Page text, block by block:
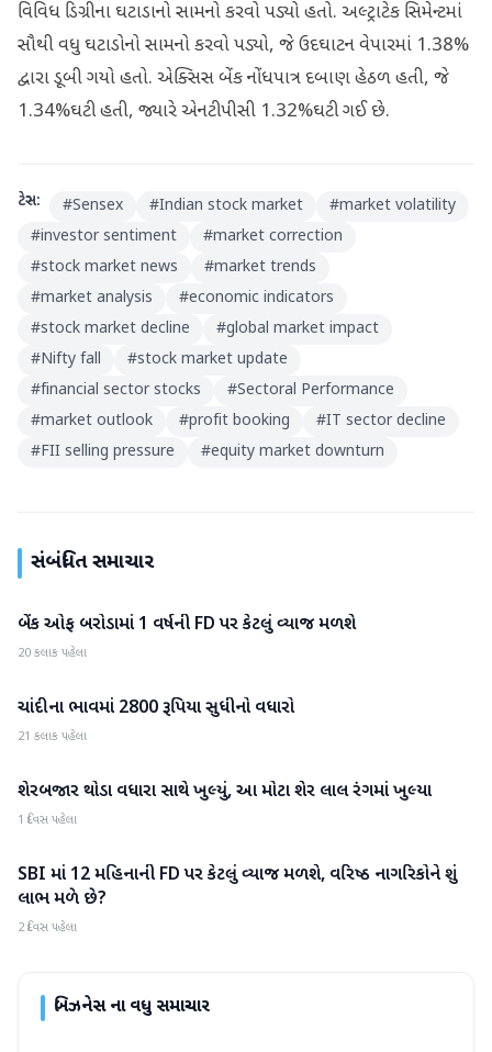
વિવિધ ડિગ્રીના ઘટાડાનો સામનો કરવો પડ્યો હતો. અલ્ટ્રાટેક સિમેન્ટમાં
સૌથી વધુ ઘટાડોનો સામનો કરવો પડ્યો, જે ઉદઘાટન વેપારમાં 1.38%
દ્વારા ડૂબી ગયો હતો. એક્સિસ બેંક નોંધપાત્ર દબાણ હેઠળ હતી, જે
1.34%ઘટી હતી, જ્યારે એનટીપીસી 1.32%ઘટી ગઈ છે.
ટેગ્સ: #Sensex #Indian stock market #market volatility
#investor sentiment #market correction
#stock market news #market trends
#market analysis #economic indicators
#stock market decline #global market impact
#Nifty fall #stock market update
#financial sector stocks #Sectoral Performance
#market outlook #profit booking #IT sector decline
#FII selling pressure #equity market downturn
સંબંધિત સમાચાર
બિઝનેસ
બેંક ઓફ બરોડામાં 1 વર્ષની FD પર કેટલું વ્યાજ મળશે
20 કલાક પહેલા
બિઝનેસ
ચાંદીના ભાવમાં 2800 રૂપિયા સુધીનો વધારો
21 કલાક પહેલા
બિઝનેસ
શેરબજાર થોડા વધારા સાથે ખુલ્યું, આ મોટા શેર લાલ રંગમાં ખુલ્યા
1 દિવસ પહેલા
બિઝનેસ
SBI માં 12 મહિનાની FD પર કેટલું વ્યાજ મળશે, વરિષ્ઠ નાગરિકોને શું
લાભ મળે છે?
2 દિવસ પહેલા
બિઝનેસના વધુ સમાચાર